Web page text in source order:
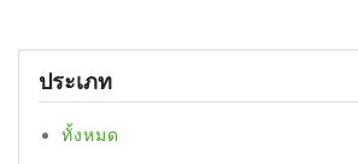
ประเภท
ทั้งหมด